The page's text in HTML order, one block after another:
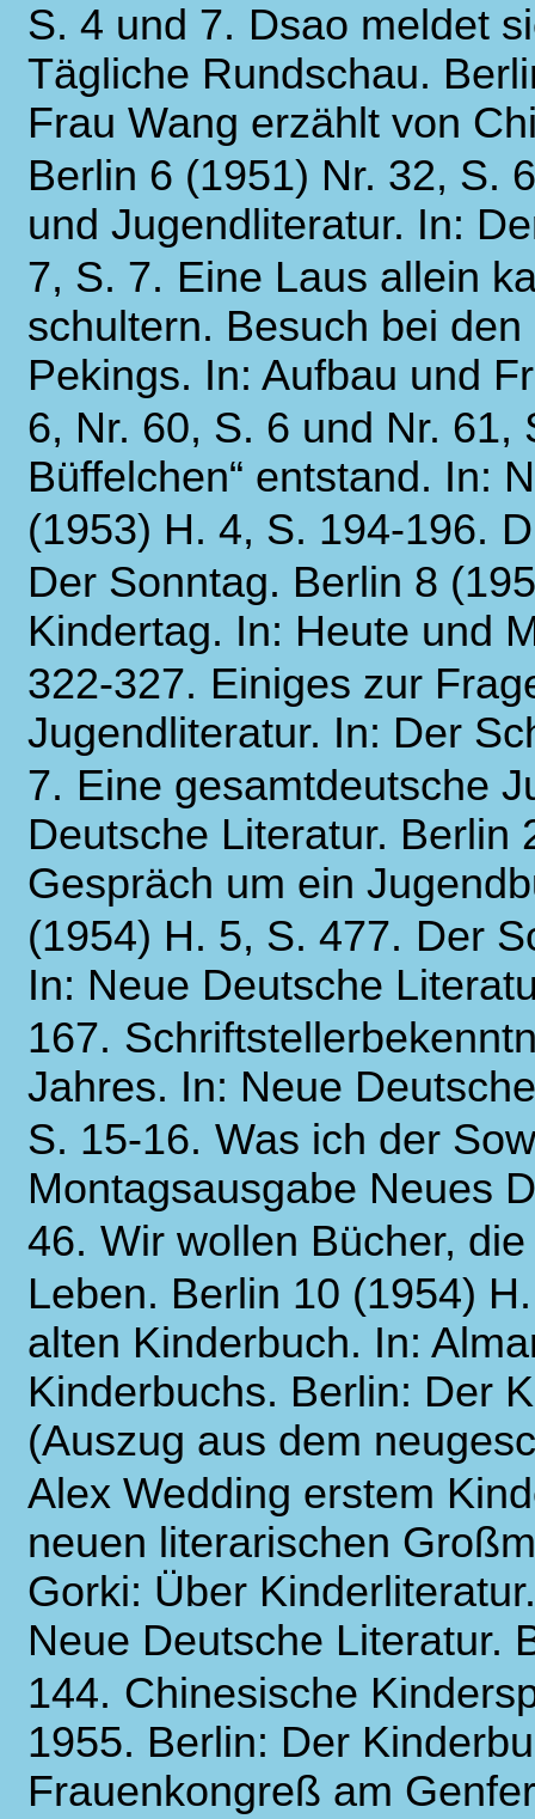
S. 4 und 7. Dsao meldet
Tägliche Rundschau.
Frau Wang erzählt von
Berlin 6 (1951) Nr. 32, S.
und Jugendliteratur. In:
7, S. 7. Eine Laus allein
schultern. Besuch bei
Pekings. In: Aufbau und
6, Nr. 60, S. 6 und Nr. 61,
Büffelchen“ entstand. In:
(1953) H. 4, S. 194-196.
Der Sonntag. Berlin 8
Kindertag. In: Heute und
322-327. Einiges zur
Jugendliteratur. In: Der
7. Eine gesamtdeutsche
Deutsche Literatur. Berlin
Gespräch um ein
(1954) H. 5, S. 477. Der
In: Neue Deutsche
167.
Jahres. In: Neue
S. 15-16. Was ich der
Montagsausgabe Neues
46. Wir wollen Bücher,
Leben. Berlin 10 (1954)
alten Kinderbuch. In:
Kinderbuchs. Berlin: Der
(Auszug aus dem
Alex Wedding erstem
neuen literarischen
Gorki: Über
Neue Deutsche Literatur.
144. Chinesische
1955. Berlin: Der
Frauenkongreß am